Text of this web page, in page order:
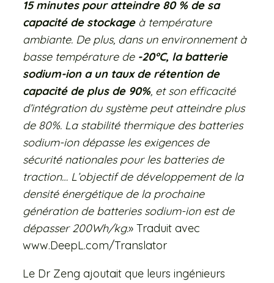
15 minutes pour atteindre 80 % de sa
capacité de stockageà température
ambiante. De plus, dans un environnement à
basse température de-20°C, la batterie
sodium-ion a un taux de rétention de
capacité de plus de 90%, et son efficacité
d’intégration du système peut atteindre plus
de 80%. La stabilité thermique des batteries
sodium-ion dépasse les exigences de
sécurité nationales pour les batteries de
traction… L’objectif de développement de la
densité énergétique de la prochaine
génération de batteries sodium-ion est de
dépasser 200Wh/kg.» Traduit avec
www.DeepL.com/Translator
Le Dr Zeng ajoutait que leurs ingénieurs